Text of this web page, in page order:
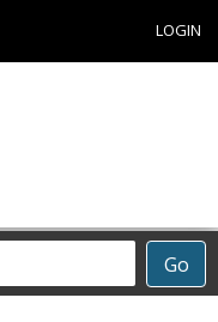
LOGIN
Go